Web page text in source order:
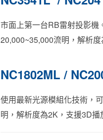
市面上第一台RB雷射投影機
20,000~35,000流明，解析
NC1802ML /
使用最新光源模組化技術，
明，解析度為2K，支援3D播